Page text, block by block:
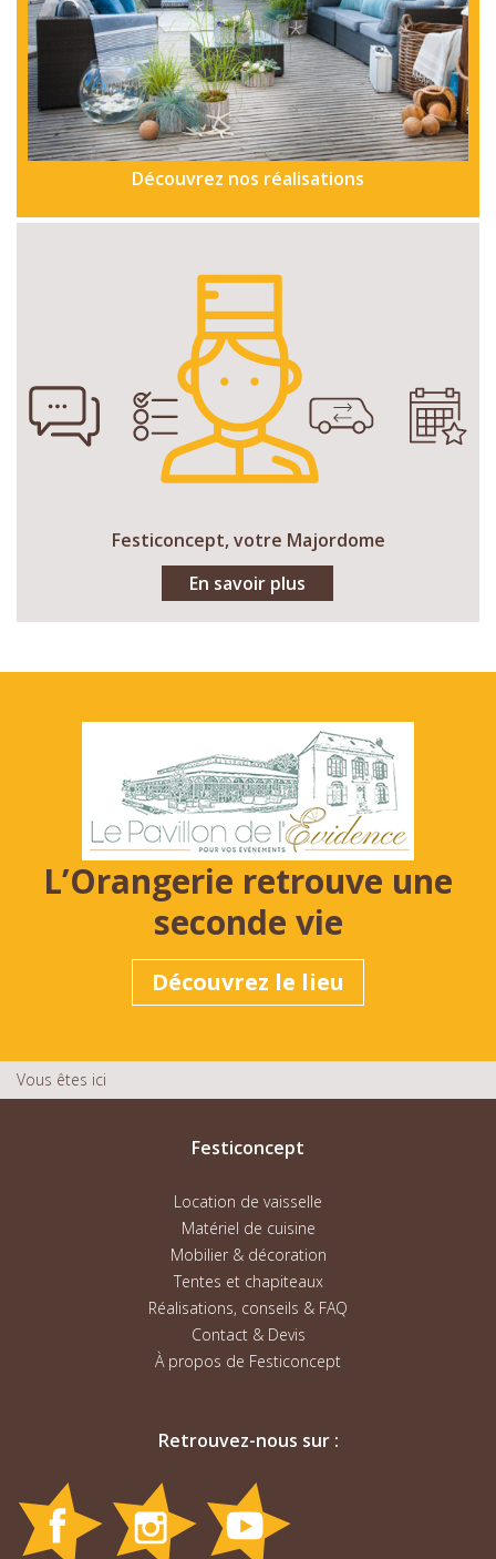
Découvrez nos réalisations
Festiconcept, votre Majordome
En savoir plus
L’Orangerie retrouve une
seconde vie
Découvrez le lieu
Vous êtes ici
Festiconcept
Location de vaisselle
Matériel de cuisine
Mobilier & décoration
Tentes et chapiteaux
Réalisations, conseils & FAQ
Contact & Devis
À propos de Festiconcept
Retrouvez-nous sur :